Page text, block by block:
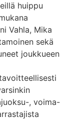
huippu
Vahla, Mika
sekä
joukkueen
, voima-